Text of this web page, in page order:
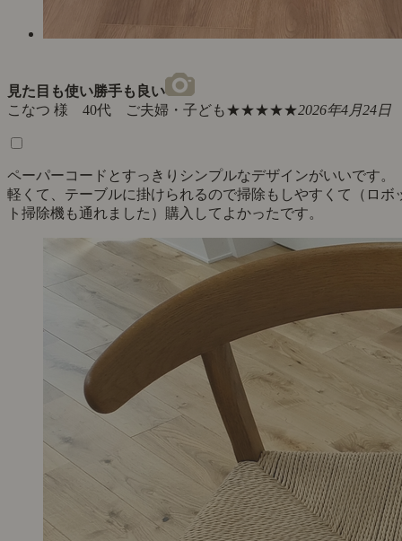
見た目も使い勝手も良い
こなつ 様 40代 ご夫婦・子ども★★★★★2026年4月24日
ペーパーコードとすっきりシンプルなデザインがいいです。
軽くて、テーブルに掛けられるので掃除もしやすくて（ロボ
ト掃除機も通れました）購入してよかったです。